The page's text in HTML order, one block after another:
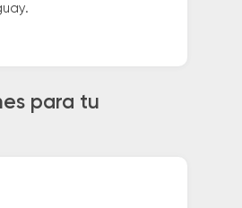
para tu